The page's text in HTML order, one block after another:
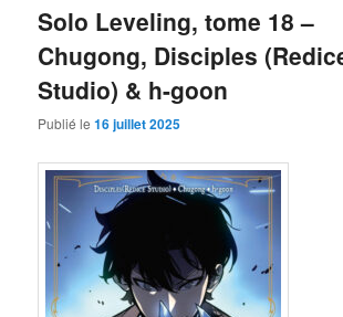
Solo Leveling, tome 18 –
Chugong, Disciples
Studio) & h-goon
Publié le16 juillet 2025